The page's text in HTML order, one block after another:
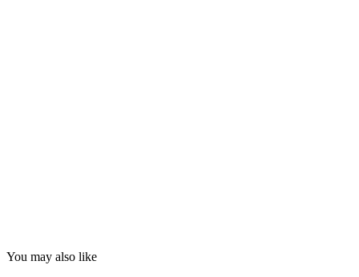
You may also like